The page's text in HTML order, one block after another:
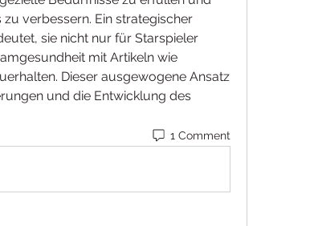
verbessern. Ein strategischer
sie nicht nur für Starspieler
mit Artikeln wie
Dieser ausgewogene Ansatz
und die Entwicklung des
1 Comment